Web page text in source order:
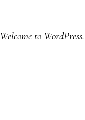
Welcome to